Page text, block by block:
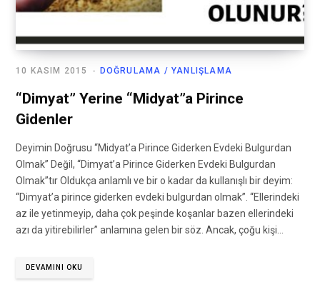
DOĞRULAMA / YANLIŞLAMA
10 KASIM 2015
“Dimyat” Yerine “Midyat”a Pirince
Gidenler
Deyimin Doğrusu “Midyat’a Pirince Giderken Evdeki Bulgurdan
Olmak” Değil, “Dimyat’a Pirince Giderken Evdeki Bulgurdan
Olmak”tır Oldukça anlamlı ve bir o kadar da kullanışlı bir deyim:
“Dimyat’a pirince giderken evdeki bulgurdan olmak”. “Ellerindeki
az ile yetinmeyip, daha çok peşinde koşanlar bazen ellerindeki
azı da yitirebilirler” anlamına gelen bir söz. Ancak, çoğu kişi…
DEVAMINI OKU